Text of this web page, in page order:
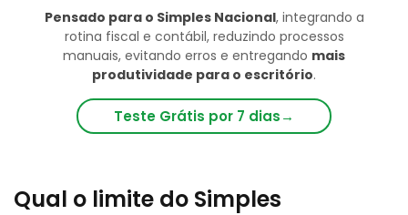
Pensado para o Simples Nacional, integrando a
rotina fiscal e contábil, reduzindo processos
manuais, evitando erros e entregando mais
produtividade para o escritório.
Teste Grátis por 7 dias→
Qual o limite do Simples